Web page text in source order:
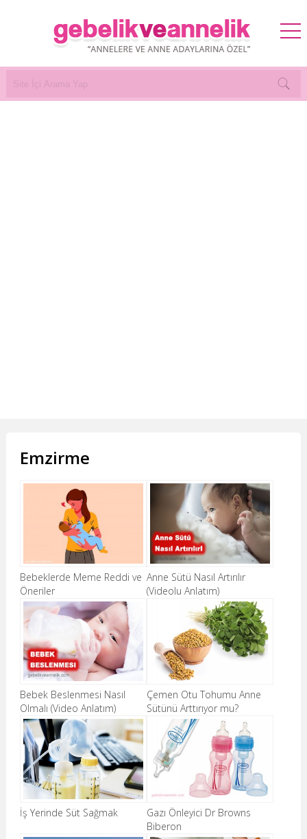
Emzirme
Bebeklerde Meme Reddi ve
Öneriler
Anne Sütü Nasıl Artırılır
(Videolu Anlatım)
Bebek Beslenmesi Nasıl
Olmalı (Video Anlatım)
Çemen Otu Tohumu Anne
Sütünü Arttırıyor mu?
İş Yerinde Süt Sağmak
Gazı Önleyici Dr Browns
Biberon